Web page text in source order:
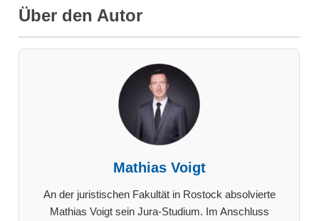
Über den Autor
Mathias Voigt
An der juristischen Fakultät in Rostock absolvierte
Mathias Voigt sein Jura-Studium. Im Anschluss